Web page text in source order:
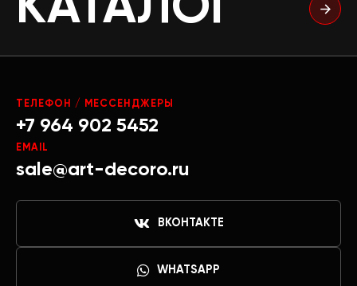
ТЕЛЕФОН / МЕССЕНДЖЕРЫ
+7 964 902 5452
EMAIL
sale@art-decoro.ru
ВКОНТАКТЕ
WHATSAPP